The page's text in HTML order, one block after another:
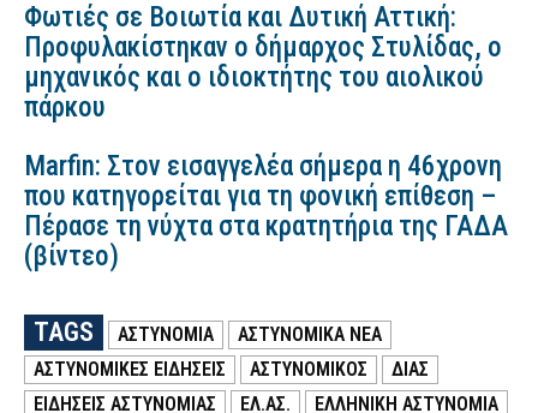
Φωτιές σε Βοιωτία και Δυτική Αττική:
Προφυλακίστηκαν ο δήμαρχος Στυλίδας, ο
μηχανικός και ο ιδιοκτήτης του αιολικού
πάρκου
Marfin: Στον εισαγγελέα σήμερα η 46χρονη
που κατηγορείται για τη φονική επίθεση –
Πέρασε τη νύχτα στα κρατητήρια της ΓΑΔΑ
(βίντεο)
TAGS ΑΣΤΥΝΟΜΙΑ
ΑΣΤΥΝΟΜΙΚΑ ΝΕΑ
ΑΣΤΥΝΟΜΙΚΕΣ ΕΙΔΗΣΕΙΣ
ΑΣΤΥΝΟΜΙΚΟΣ
ΔΙΑΣ
ΕΙΔΗΣΕΙΣ ΑΣΤΥΝΟΜΙΑΣ
ΕΛ.ΑΣ. ΕΛΛΗΝΙΚΗ ΑΣΤΥΝΟΜΙΑ